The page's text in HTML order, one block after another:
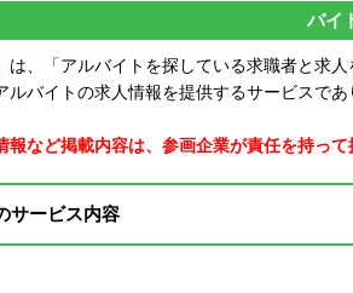
バイ
は、「アルバイトを探している求職者と求
ルバイトの求人情報を提供するサービスで
報など掲載内容は、参画企業が責任を持っ
サービス内容